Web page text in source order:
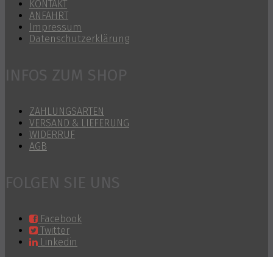
KONTAKT
ANFAHRT
Impressum
Datenschutzerklärung
INFOS ZUM SHOP
ZAHLUNGSARTEN
VERSAND & LIEFERUNG
WIDERRUF
AGB
FOLGEN SIE UNS
Facebook
Twitter
Linkedin